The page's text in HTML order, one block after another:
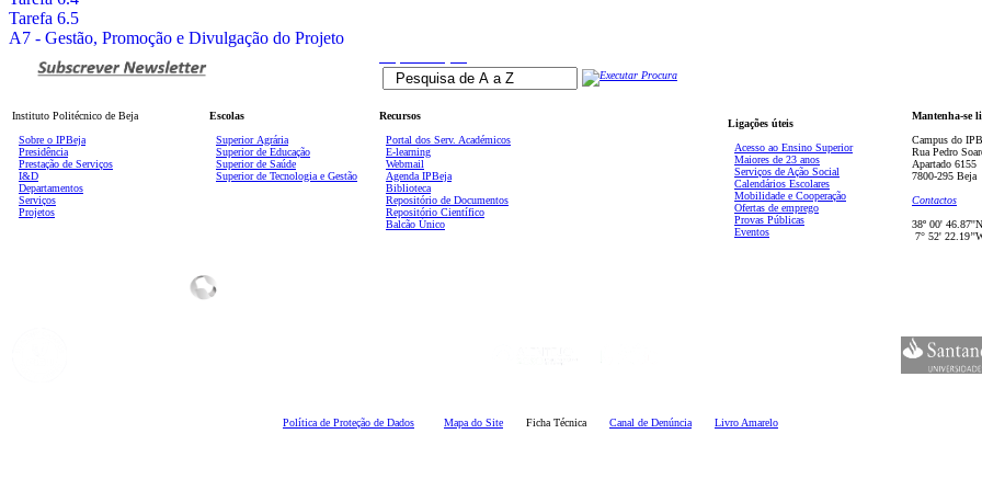
Tarefa 6.5
A7 - Gestão, Promoção e Divulgação do Projeto
Instituto Politécnico de Beja
Sobre o IPBeja
Presidência
Prestação de Serviços
I&D
Departamentos
Serviços
Projetos
Escolas
Superior Agrária
Superior de Educação
Superior de Saúde
Superior de Tecnologia e Gestão
Recursos
Portal dos Serv. Académicos
E-learning
Webmail
Agenda IPBeja
Biblioteca
Repositório de Documentos
Repositório Científico
Balcão Único
Ligações úteis
Acesso ao Ensino Superior
Maiores de 23 anos
Serviços de Ação Social
Calendários Escolares
Mobilidade e Cooperação
Ofertas de emprego
Provas Públicas
Eventos
Mantenha-se
Campus do
Rua Pedro
Apartado 6155
7800-295 Beja
Contactos
38º 00' 46.87''N
7° 52'
Política de Proteção de Dados Mapa do Site Ficha Técnica Canal de Denúncia Livro Amarelo